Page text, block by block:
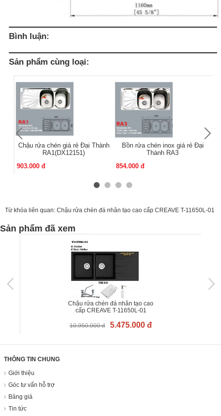
Bình luận:
Sản phẩm cùng loại:
Chậu rửa chén giá rẻ Đại Thành
RA1(DX12151)
903.000 đ
Bồn rửa chén inox giá rẻ Đại
Thành RA3
854.000 đ
Từ khóa liên quan: Chậu rửa chén đá nhân tạo cao cấp CREAVE T-11650L-01
Sản phẩm đã xem
Chậu rửa chén đá nhân tạo cao
cấp CREAVE T-11650L-01
10.950.000 đ 5.475.000 đ
THÔNG TIN CHUNG
Giới thiệu
Góc tư vấn hỗ trợ
Bảng giá
Tin tức